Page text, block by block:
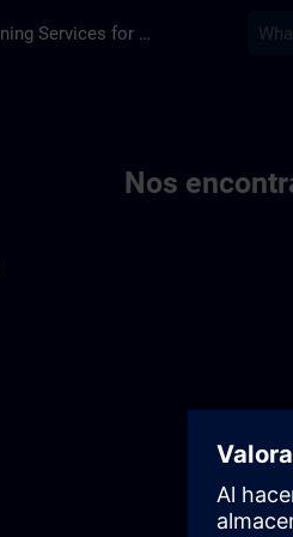
Training Services for Digital Industries
Nos